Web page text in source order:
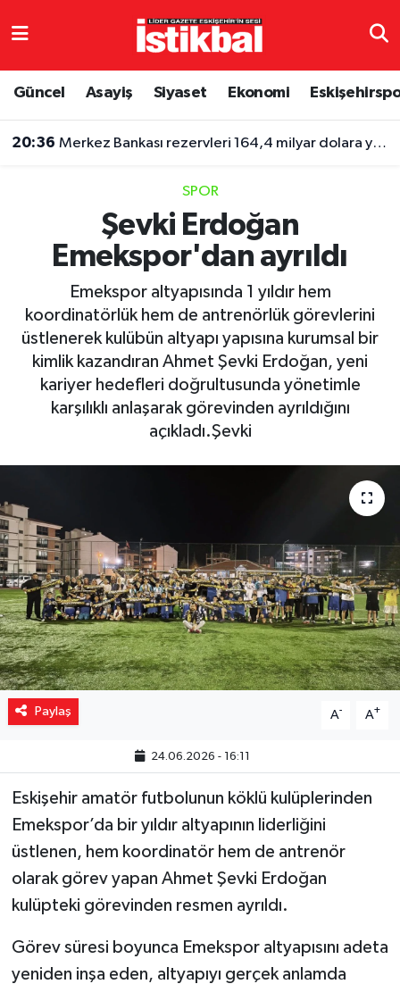
Güncel Asayiş Siyaset Ekonomi
20:36 Merkez Bankası rezervleri 164,4 milyar dolara yükseldi
SPOR
Şevki Erdoğan
Emekspor'dan ayrıldı
Emekspor altyapısında 1 yıldır hem
koordinatörlük hem de antrenörlük görevlerini
üstlenerek kulübün altyapı yapısına kurumsal bir
kimlik kazandıran Ahmet Şevki Erdoğan, yeni
kariyer hedefleri doğrultusunda yönetimle
karşılıklı anlaşarak görevinden ayrıldığını
açıkladı.Şevki
Paylaş A- A+
24.06.2026 - 16:11
Eskişehir amatör futbolunun köklü kulüplerinden
Emekspor’da bir yıldır altyapının liderliğini
üstlenen, hem koordinatör hem de antrenör
olarak görev yapan Ahmet Şevki Erdoğan
kulüpteki görevinden resmen ayrıldı.
Görev süresi boyunca Emekspor altyapısını adeta
yeniden inşa eden, altyapıyı gerçek anlamda
Eskişehirspor
Spor
Eğitim
Ekonomi
Sağlık
Eskişehir Nöbetçi Eczaneler
TFF 3.Lig 4.Grup Puan Durumu ve Fikstür
Tüm Manşetler
Son Dakika Haberleri
Haber Arşivi